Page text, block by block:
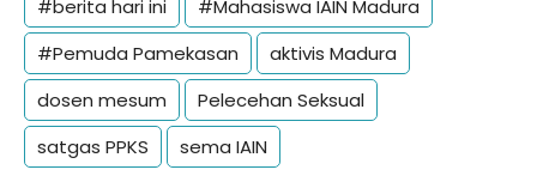
#berita hari ini
#Mahasiswa IAIN Madura
#Pemuda Pamekasan
aktivis Madura
dosen mesum
Pelecehan Seksual
satgas PPKS
sema IAIN